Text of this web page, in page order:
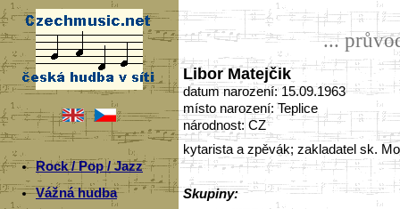
Rock / Pop / Jazz
Vážná hudba
...
Libor Matejčik
datum narození: 15.09.1963
místo narození: Teplice
národnost: CZ
kytarista a zpěvák; zakladatel sk.
Skupiny: